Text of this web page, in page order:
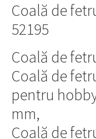
Coală de
52195
Coală de
Coală de
pentru
mm,
Coală de